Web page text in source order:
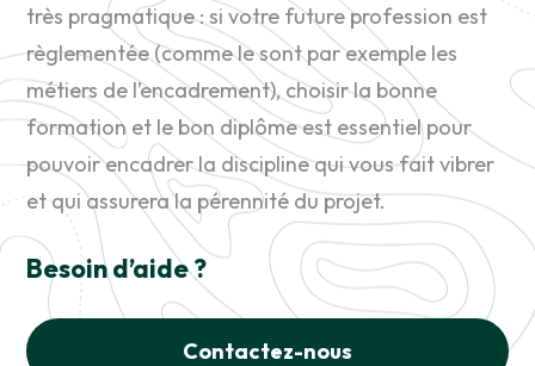
très pragmatique : si votre future profession est
règlementée (comme le sont par exemple les
métiers de l’encadrement), choisir la bonne
formation et le bon diplôme est essentiel pour
pouvoir encadrer la discipline qui vous fait vibrer
et qui assurera la pérennité du projet.
Besoin d’aide ?
Contactez-nous